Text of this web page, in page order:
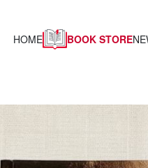
HOME BOOK STORE